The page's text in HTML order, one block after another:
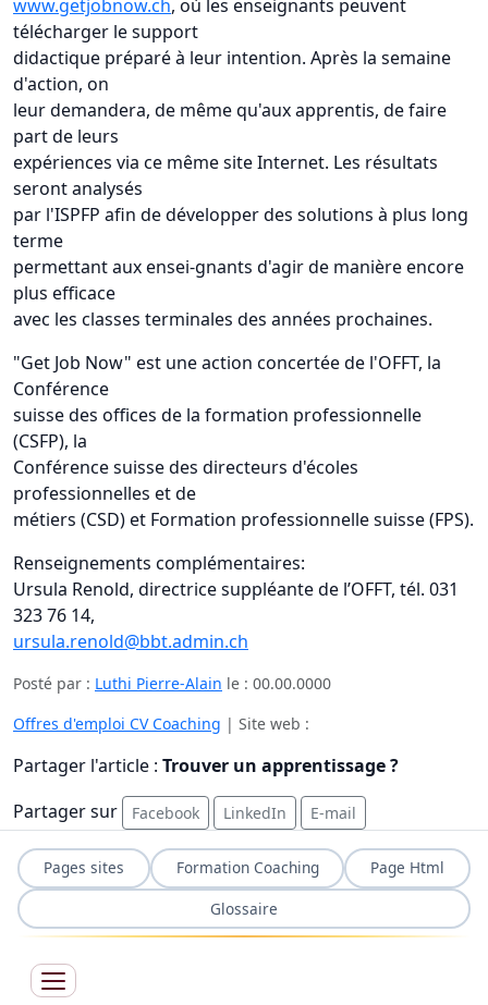
www.getjobnow.ch, où les enseignants peuvent
télécharger le support
didactique préparé à leur intention. Après la semaine
d'action, on
leur demandera, de même qu'aux apprentis, de faire
part de leurs
expériences via ce même site Internet. Les résultats
seront analysés
par l'ISPFP afin de développer des solutions à plus long
terme
permettant aux ensei-gnants d'agir de manière encore
plus efficace
avec les classes terminales des années prochaines.
"Get Job Now" est une action concertée de l'OFFT, la
Conférence
suisse des offices de la formation professionnelle
(CSFP), la
Conférence suisse des directeurs d'écoles
professionnelles et de
métiers (CSD) et Formation professionnelle suisse (FPS).
Renseignements complémentaires:
Ursula Renold, directrice suppléante de l’OFFT, tél. 031
323 76 14,
ursula.renold@bbt.admin.ch
Posté par : Luthi Pierre-Alain le : 00.00.0000
Offres d'emploi CV Coaching | Site web :
Partager l'article : Trouver un apprentissage ?
Partager sur
Facebook LinkedIn E-mail
Pages sites Formation Coaching
Page Html
Glossaire